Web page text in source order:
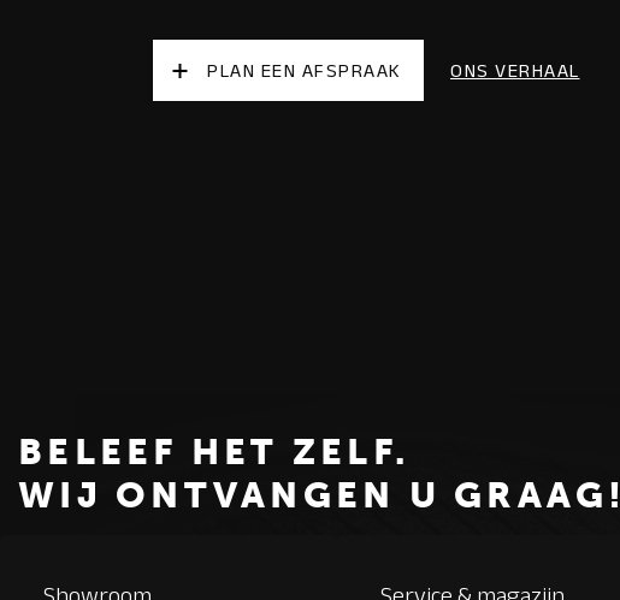
PLAN EEN AFSPRAAK ONS VERHAAL
BELEEF HET ZELF.
WIJ ONTVANGEN U GRAAG!